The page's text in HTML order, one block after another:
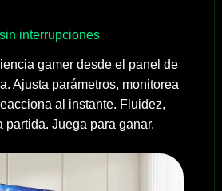
interrupciones
gamer desde el panel de
Ajusta parámetros, monitorea
al instante. Fluidez,
partida. Juega para ganar.